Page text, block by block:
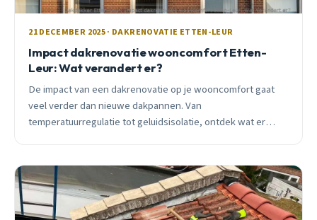
21 DECEMBER 2025 · DAKRENOVATIE ETTEN-LEUR
Impact dakrenovatie wooncomfort Etten-
Leur: Wat verandert er?
De impact van een dakrenovatie op je wooncomfort gaat
veel verder dan nieuwe dakpannen. Van
temperatuurregulatie tot geluidsisolatie, ontdek wat er